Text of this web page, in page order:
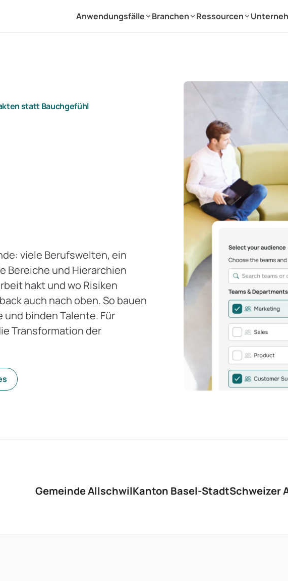
Anwendungsfälle
Branchen Ressourcen
statt Bauchgefühl
viele Berufswelten, ein
Bereiche und Hierarchien
hakt und wo Risiken
auch nach oben. So bauen
und binden Talente. Für
Transformation der
Gemeinde AllschwilKanton Basel-StadtSchweizer